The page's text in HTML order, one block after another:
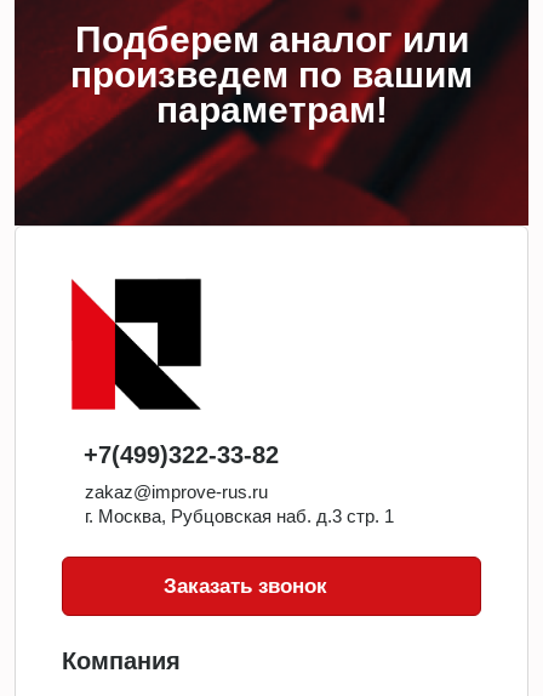
Подберем аналог или
произведем по вашим
параметрам!
+7(499)322-33-82
zakaz@improve-rus.ru
г. Москва, Рубцовская наб. д.3 стр. 1
Заказать звонок
Компания